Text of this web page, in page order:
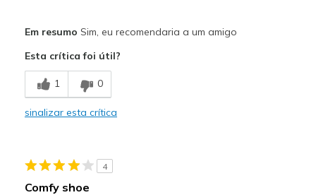
Breathe Well
Comfortable
Casual Wear
Em resumo Sim, eu recomendaria a um amigo
Esta crítica foi útil?
1 0
sinalizar esta crítica
4
Comfy shoe